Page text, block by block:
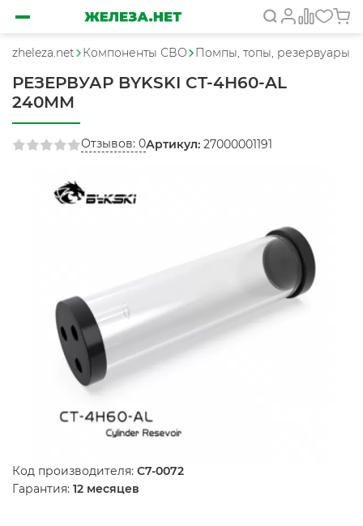
zheleza.net Компоненты СВО Помпы, топы, резервуары
РЕЗЕРВУАР BYKSKI CT-4H60-AL
240MM
Отзывов: 0Артикул: 27000001191
Код производителя: C7-0072
Гарантия: 12 месяцев